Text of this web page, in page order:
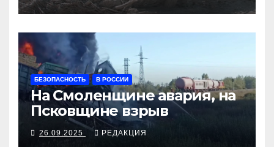
БЕЗОПАСНОСТЬ В РОССИИ
На Смоленщине авария, на
Псковщине взрыв
26.09.2025 РЕДАКЦИЯ